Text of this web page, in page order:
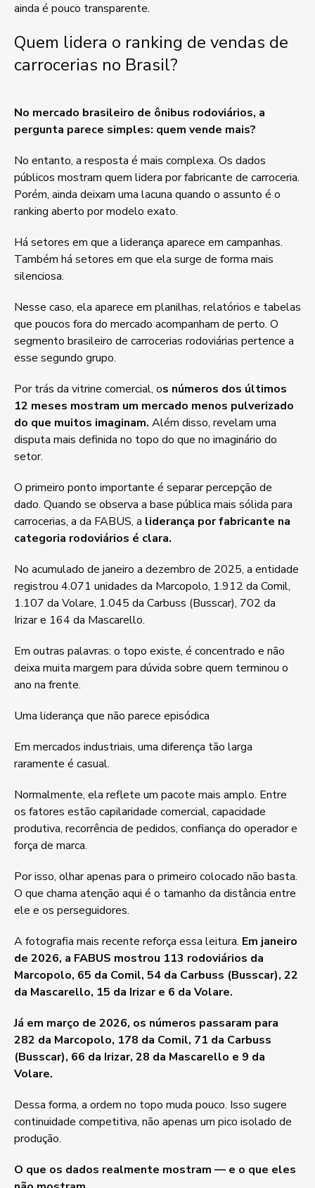
ainda é pouco transparente.
Quem lidera o ranking de vendas de
carrocerias no Brasil?
No mercado brasileiro de ônibus rodoviários, a
pergunta parece simples: quem vende mais?
No entanto, a resposta é mais complexa. Os dados
públicos mostram quem lidera por fabricante de carroceria.
Porém, ainda deixam uma lacuna quando o assunto é o
ranking aberto por modelo exato.
Há setores em que a liderança aparece em campanhas.
Também há setores em que ela surge de forma mais
silenciosa.
Nesse caso, ela aparece em planilhas, relatórios e tabelas
que poucos fora do mercado acompanham de perto. O
segmento brasileiro de carrocerias rodoviárias pertence a
esse segundo grupo.
Por trás da vitrine comercial, os números dos últimos
12 meses mostram um mercado menos pulverizado
do que muitos imaginam. Além disso, revelam uma
disputa mais definida no topo do que no imaginário do
setor.
O primeiro ponto importante é separar percepção de
dado. Quando se observa a base pública mais sólida para
carrocerias, a da FABUS, a liderança por fabricante na
categoria rodoviários é clara.
No acumulado de janeiro a dezembro de 2025, a entidade
registrou 4.071 unidades da Marcopolo, 1.912 da Comil,
1.107 da Volare, 1.045 da Carbuss (Busscar), 702 da
Irizar e 164 da Mascarello.
Em outras palavras: o topo existe, é concentrado e não
deixa muita margem para dúvida sobre quem terminou o
ano na frente.
Uma liderança que não parece episódica
Em mercados industriais, uma diferença tão larga
raramente é casual.
Normalmente, ela reflete um pacote mais amplo. Entre
os fatores estão capilaridade comercial, capacidade
produtiva, recorrência de pedidos, confiança do operador e
força de marca.
Por isso, olhar apenas para o primeiro colocado não basta.
O que chama atenção aqui é o tamanho da distância entre
ele e os perseguidores.
A fotografia mais recente reforça essa leitura. Em janeiro
de 2026, a FABUS mostrou 113 rodoviários da
Marcopolo, 65 da Comil, 54 da Carbuss (Busscar), 22
da Mascarello, 15 da Irizar e 6 da Volare.
Já em março de 2026, os números passaram para
282 da Marcopolo, 178 da Comil, 71 da Carbuss
(Busscar), 66 da Irizar, 28 da Mascarello e 9 da
Volare.
Dessa forma, a ordem no topo muda pouco. Isso sugere
continuidade competitiva, não apenas um pico isolado de
produção.
O que os dados realmente mostram — e o que eles